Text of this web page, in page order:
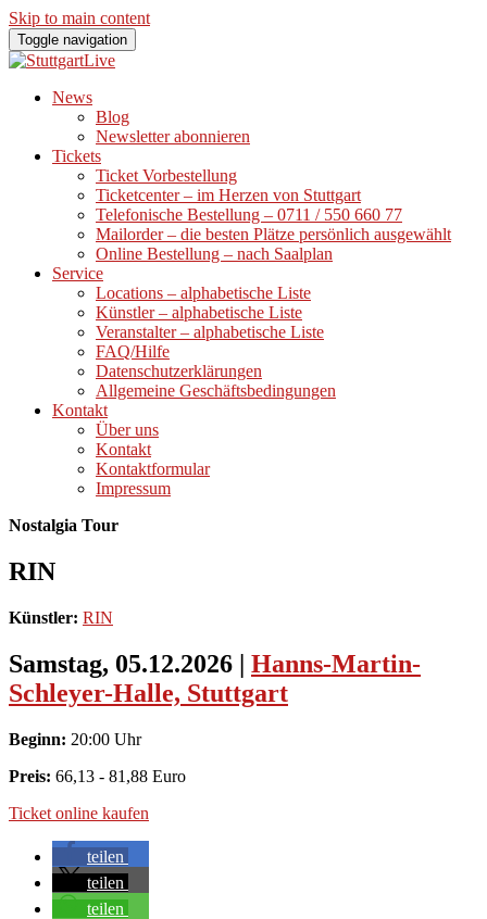
Skip to main content
Toggle navigation
News
Blog
Newsletter abonnieren
Tickets
Ticket Vorbestellung
Ticketcenter – im Herzen von Stuttgart
Telefonische Bestellung – 0711 / 550 660 77
Mailorder – die besten Plätze persönlich ausgewählt
Online Bestellung – nach Saalplan
Service
Locations – alphabetische Liste
Künstler – alphabetische Liste
Veranstalter – alphabetische Liste
FAQ/Hilfe
Datenschutzerklärungen
Allgemeine Geschäftsbedingungen
Kontakt
Über uns
Kontakt
Kontaktformular
Impressum
Nostalgia Tour
RIN
Künstler: RIN
Samstag, 05.12.2026 | Hanns-Martin-
Schleyer-Halle, Stuttgart
Beginn: 20:00 Uhr
Preis: 66,13 - 81,88 Euro
Ticket online kaufen
teilen
teilen
teilen